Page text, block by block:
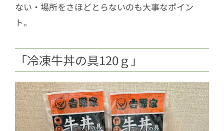
ない・場所をさほどとらないのも大事なポイン
ト。
「冷凍牛丼の具120ｇ」